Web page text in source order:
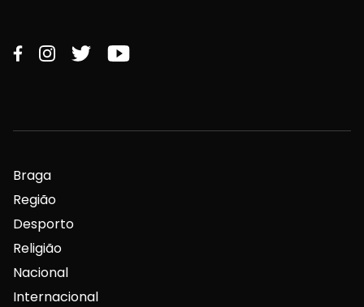
Braga
Região
Desporto
Religião
Nacional
Internacional